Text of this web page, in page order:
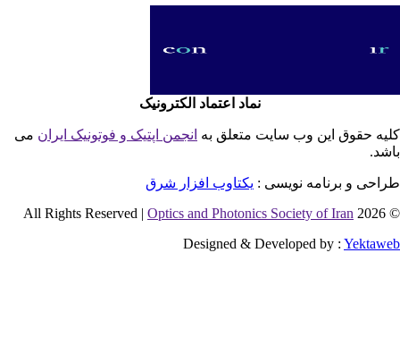
نماد اعتماد الکترونیک
حقوق این وب سایت متعلق بهانجمن اپتیک و فوتونیک ایران می
و برنامه نویسی : یکتاوب افزار شرق
©
Optics and Photonics Society of Iran
Designed & Developed by :